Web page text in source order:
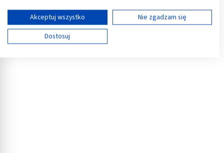
na tyle małych, by nie doprowadziły do zakażenia
organizmu.
Wyświetl listę partnerów (11 dostawców IAB)
Używamy Twoich danych w następujących celach:
Cele przetwarzania IAB:
Akceptuj wszystko
Nie zgadzam się
Dostosuj